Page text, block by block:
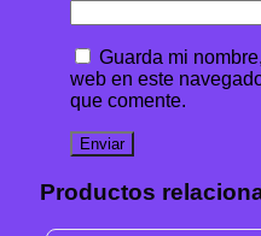
Guarda mi
web en este
que comente.
Productos